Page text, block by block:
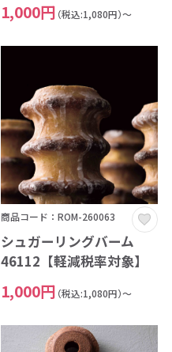
1,000円 （税込:1,080円）～
商品コード：ROM-260063
シュガーリングバーム
46112【軽減税率対象】
1,000円 （税込:1,080円）～